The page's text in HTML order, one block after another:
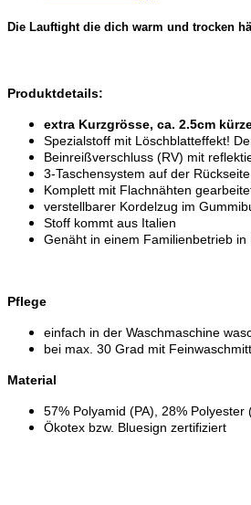
Die Lauftight die dich warm und trocken
Produktdetails:
extra Kurzgrösse, ca. 2.5cm
Spezialstoff mit Löschblatteffekt!
Beinreißverschluss (RV) mit
3-Taschensystem auf der
Komplett mit Flachnähten
verstellbarer Kordelzug im
Stoff kommt aus Italien
Genäht in einem Familienbetrieb in
Pflege
einfach in der Waschmaschine
bei max. 30 Grad mit
Material
57% Polyamid (PA), 28% Polyester
Ökotex bzw. Bluesign zertifiziert